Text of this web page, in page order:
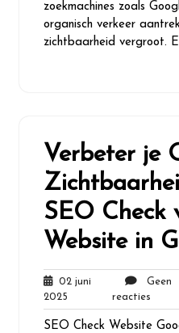
zoekmachines zoals
organisch verkeer
zichtbaarheid vergroot.
Verbeter je
SEO Check
Website in
02 juni
2025
juni
2025
Geen
reacties
SEO Check Website